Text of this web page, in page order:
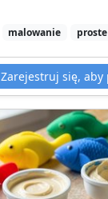
malowanie proste
Zarejestruj się, aby